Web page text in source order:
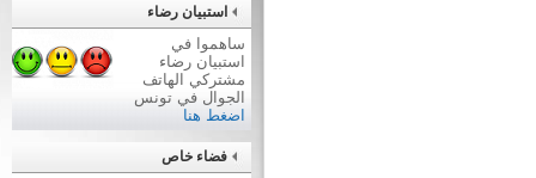
استبيان رضاء
ساهموا في
استبيان رضاء
مشتركي الهاتف
الجوال في تونس
اضغط هنا
فضاء خاص